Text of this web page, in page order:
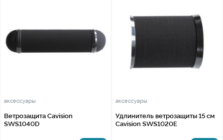
аксессуары
Ветрозащита Cavision
SWS1040D
аксессуары
Удлинитель ветрозащиты 15 см
Cavision SWS1020E